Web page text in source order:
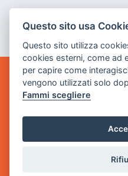
GAME WARP
BY POWER GAME SRL
via Villaggio dei Platani, 3
Questo sito usa
Questo sito utilizza
cookies esterni, come ad
per capire come
vengono utilizzati solo
Fammi scegliere